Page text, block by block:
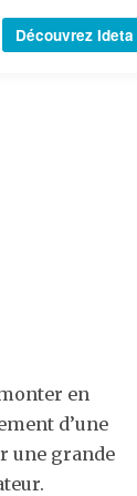
Découvrez Ideta
en
d’une
une grande